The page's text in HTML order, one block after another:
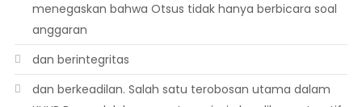
menegaskan bahwa Otsus tidak hanya berbicara soal
anggaran
dan berintegritas
dan berkeadilan. Salah satu terobosan utama dalam